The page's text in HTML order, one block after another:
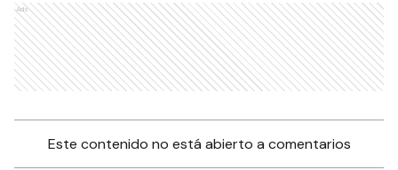
Ads
Este contenido no está abierto a comentarios